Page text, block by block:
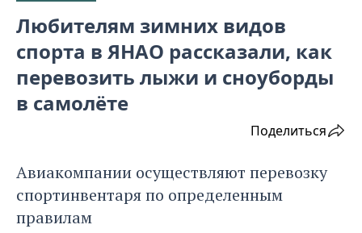
Любителям зимних видов
спорта в ЯНАО рассказали, как
перевозить лыжи и сноуборды
в самолёте
Поделиться
Авиакомпании осуществляют перевозку
спортинвентаря по определенным
правилам